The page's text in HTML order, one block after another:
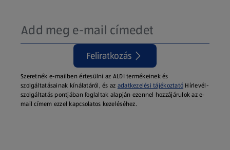
Feliratkozás
Szeretnék e-mailben értesülni az ALDI termékeinek és
szolgáltatásainak kínálatáról, és az adatkezelési tájékoztató Hírlevél-
szolgáltatás pontjában foglaltak alapján ezennel hozzájárulok az e-
mail címem ezzel kapcsolatos kezeléséhez.